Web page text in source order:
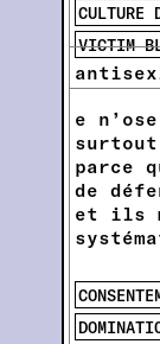
CULTURE
VICTIM
e
surtout
parce
de
et ils